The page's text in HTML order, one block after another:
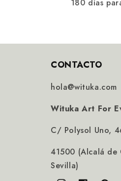
180 días
CONTACTO
hola@wituka.com
Wituka Art For
C/ Polysol Uno,
41500 (Alcalá de
Sevilla)